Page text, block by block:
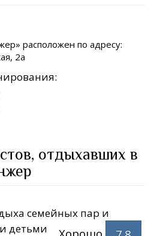
расположен по адресу:
2a
отдыхавших в
семейных пар и
детьми
Хорошо